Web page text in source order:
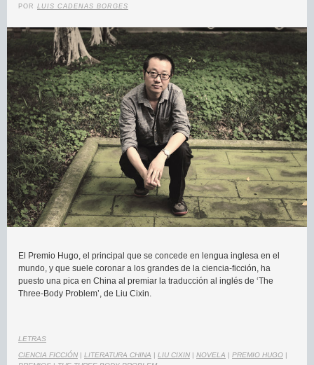
POR LUIS CADENAS BORGES
El Premio Hugo, el principal que se concede en lengua inglesa en el
mundo, y que suele coronar a los grandes de la ciencia-ficción, ha
puesto una pica en China al premiar la traducción al inglés de ‘The
Three-Body Problem’, de Liu Cixin.
LETRAS
CIENCIA FICCIÓN | LITERATURA CHINA | LIU CIXIN | NOVELA | PREMIO HUGO |